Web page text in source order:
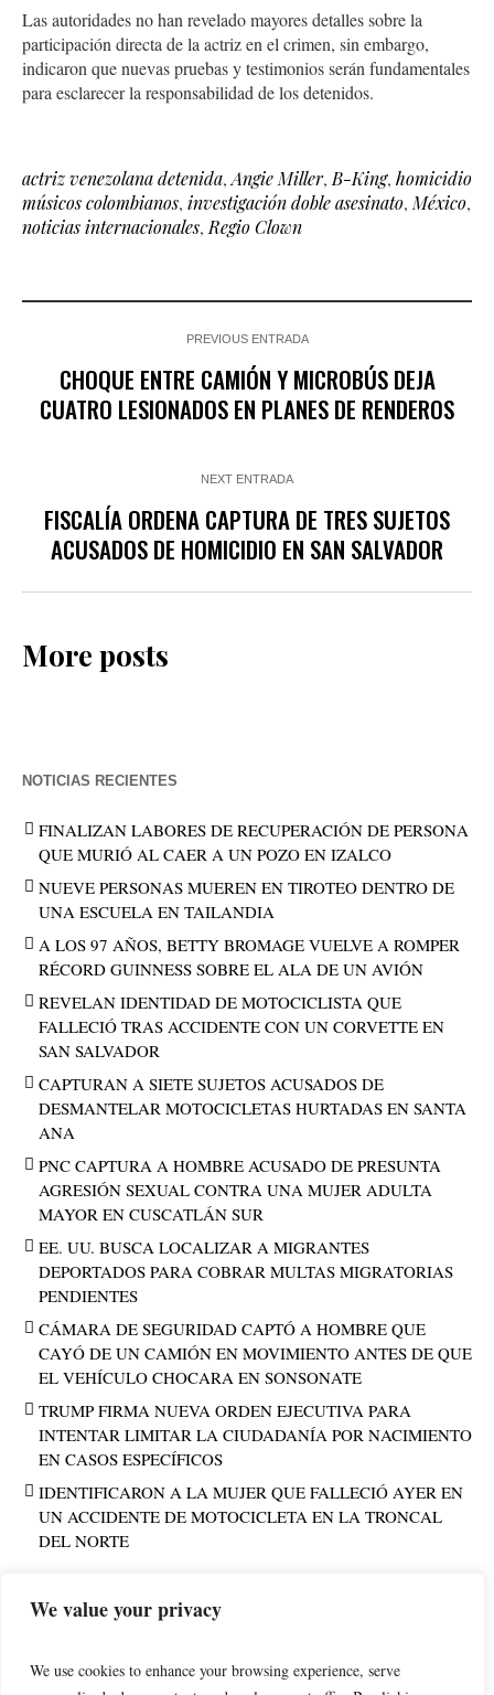
We value your privacy
We use cookies to enhance your browsing experience, serve
Las autoridades no han revelado mayores detalles sobre la
participación directa de la actriz en el crimen, sin embargo,
indicaron que nuevas pruebas y testimonios serán fundamentales
para esclarecer la responsabilidad de los detenidos.
actriz venezolana detenida, Angie Miller, B-King, homicidio
músicos colombianos, investigación doble asesinato, México,
noticias internacionales, Regio Clown
PREVIOUS ENTRADA
CHOQUE ENTRE CAMIÓN Y MICROBÚS DEJA
CUATRO LESIONADOS EN PLANES DE RENDEROS
NEXT ENTRADA
FISCALÍA ORDENA CAPTURA DE TRES SUJETOS
ACUSADOS DE HOMICIDIO EN SAN SALVADOR
More posts
NOTICIAS RECIENTES
FINALIZAN LABORES DE RECUPERACIÓN DE PERSONA
QUE MURIÓ AL CAER A UN POZO EN IZALCO
NUEVE PERSONAS MUEREN EN TIROTEO DENTRO DE
UNA ESCUELA EN TAILANDIA
A LOS 97 AÑOS, BETTY BROMAGE VUELVE A ROMPER
RÉCORD GUINNESS SOBRE EL ALA DE UN AVIÓN
REVELAN IDENTIDAD DE MOTOCICLISTA QUE
FALLECIÓ TRAS ACCIDENTE CON UN CORVETTE EN
SAN SALVADOR
CAPTURAN A SIETE SUJETOS ACUSADOS DE
DESMANTELAR MOTOCICLETAS HURTADAS EN SANTA
ANA
PNC CAPTURA A HOMBRE ACUSADO DE PRESUNTA
AGRESIÓN SEXUAL CONTRA UNA MUJER ADULTA
MAYOR EN CUSCATLÁN SUR
EE. UU. BUSCA LOCALIZAR A MIGRANTES
DEPORTADOS PARA COBRAR MULTAS MIGRATORIAS
PENDIENTES
CÁMARA DE SEGURIDAD CAPTÓ A HOMBRE QUE
CAYÓ DE UN CAMIÓN EN MOVIMIENTO ANTES DE QUE
EL VEHÍCULO CHOCARA EN SONSONATE
TRUMP FIRMA NUEVA ORDEN EJECUTIVA PARA
INTENTAR LIMITAR LA CIUDADANÍA POR NACIMIENTO
EN CASOS ESPECÍFICOS
IDENTIFICARON A LA MUJER QUE FALLECIÓ AYER EN
UN ACCIDENTE DE MOTOCICLETA EN LA TRONCAL
DEL NORTE
PUBLICIDAD